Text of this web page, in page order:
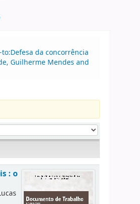
da concorrência
Guilherme Mendes and
: o